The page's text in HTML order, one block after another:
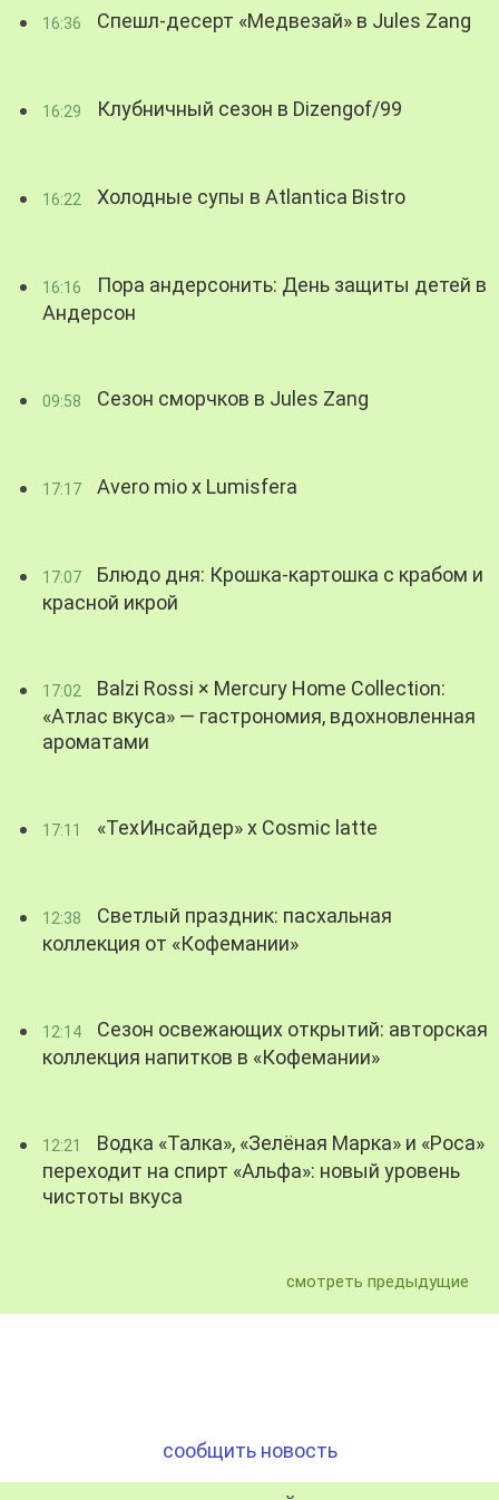
16:36 Спешл-десерт «Медвезай» в Jules Zang
16:29 Клубничный сезон в Dizengof/99
16:22 Холодные супы в Atlantica Bistro
16:16
Пора андерсонить: День защиты детей в
Андерсон
09:58 Сезон сморчков в Jules Zang
17:17 Avero mio x Lumisfera
17:07
Блюдо дня: Крошка-картошка с крабом и
красной икрой
17:02
Balzi Rossi × Mercury Home Collection:
«Атлас вкуса» — гастрономия, вдохновленная
ароматами
17:11 «ТехИнсайдер» х Cosmic latte
12:38
Светлый праздник: пасхальная
коллекция от «Кофемании»
12:14
Сезон освежающих открытий: авторская
коллекция напитков в «Кофемании»
12:21
Водка «Талка», «Зелёная Марка» и «Роса»
переходит на спирт «Альфа»: новый уровень
чистоты вкуса
смотреть предыдущие
сообщить новость